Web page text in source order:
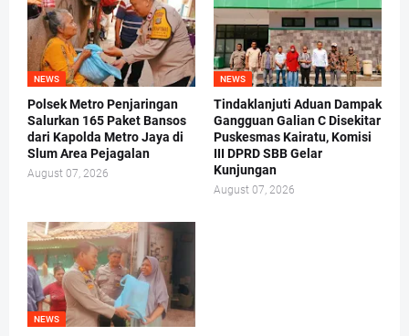
NEWS
Polsek Metro Penjaringan
Salurkan 165 Paket Bansos
dari Kapolda Metro Jaya di
Slum Area Pejagalan
August 07, 2026
NEWS
Tindaklanjuti Aduan Dampak
Gangguan Galian C Disekitar
Puskesmas Kairatu, Komisi
III DPRD SBB Gelar
Kunjungan
August 07, 2026
NEWS